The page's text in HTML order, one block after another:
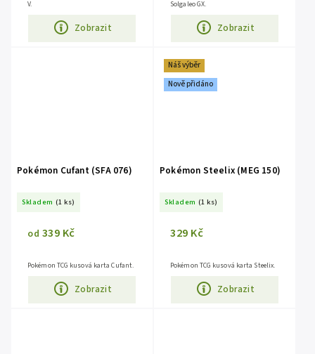
Zobrazit
V.
Zobrazit
Solgaleo GX.
Pokémon Cufant (SFA 076)
Skladem (1 ks)
od 339 Kč
Zobrazit
Pokémon TCG kusová karta Cufant.
Náš výběr
Nově přidáno
Pokémon Steelix (MEG 150)
Skladem (1 ks)
329 Kč
Zobrazit
Pokémon TCG kusová karta Steelix.